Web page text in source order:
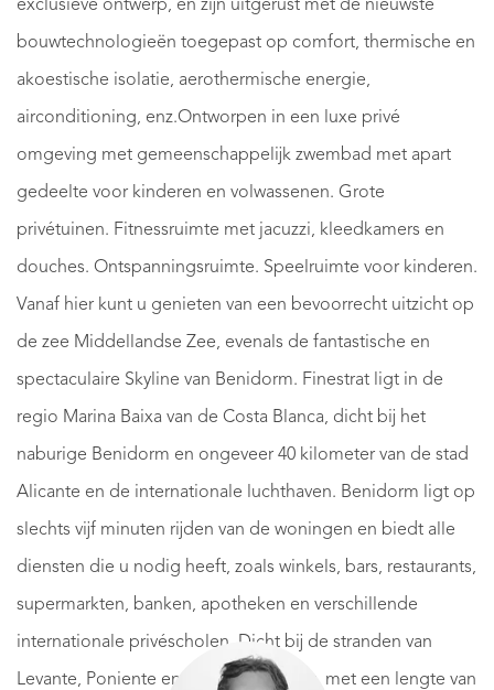
exclusieve ontwerp, en zijn uitgerust met de nieuwste
bouwtechnologieën toegepast op comfort, thermische en
akoestische isolatie, aerothermische energie,
airconditioning, enz.Ontworpen in een luxe privé
omgeving met gemeenschappelijk zwembad met apart
gedeelte voor kinderen en volwassenen. Grote
privétuinen. Fitnessruimte met jacuzzi, kleedkamers en
douches. Ontspanningsruimte. Speelruimte voor kinderen.
Vanaf hier kunt u genieten van een bevoorrecht uitzicht op
de zee Middellandse Zee, evenals de fantastische en
spectaculaire Skyline van Benidorm. Finestrat ligt in de
regio Marina Baixa van de Costa Blanca, dicht bij het
naburige Benidorm en ongeveer 40 kilometer van de stad
Alicante en de internationale luchthaven. Benidorm ligt op
slechts vijf minuten rijden van de woningen en biedt alle
diensten die u nodig heeft, zoals winkels, bars, restaurants,
supermarkten, banken, apotheken en verschillende
internationale privéscholen. Dicht bij de stranden van
Levante, Poniente en Cala de Finestrat, met een lengte van